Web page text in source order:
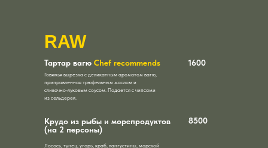
Тартар вагю Chef recommends
Крудо из рыбы и морепродуктов
(на 2 персоны)
RAW
1600
8500
Говяжья вырезка с деликатным ароматом вагю,
приправленная трюфельным маслом и
сливочно-луковым соусом. Подается с чипсами
из сельдерея.
Лосось, тунец, угорь, краб, лангустины, морской